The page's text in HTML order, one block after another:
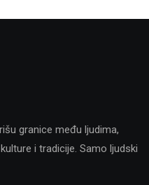
granice među ljudima,
i tradicije. Samo ljudski